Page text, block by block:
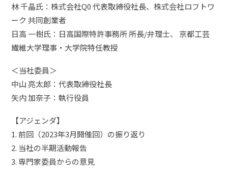
林 千晶氏：株式会社Q0 代表取締役社長、株式会社ロフトワ
ーク 共同創業者
日高 一樹氏：日高国際特許事務所 所長/弁理士、 京都工芸
繊維大学理事・大学院特任教授
＜当社委員＞
中山 亮太郎：代表取締役社長
矢内 加奈子：執行役員
【アジェンダ】
1. 前回（2023年3月開催回）の振り返り
2. 当社の半期活動報告
3. 専門家委員からの意見